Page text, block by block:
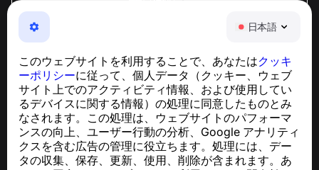
日本語
このウェブサイトを利用することで、あなたはクッキ
ーポリシーに従って、個人データ（クッキー、ウェブ
サイト上でのアクティビティ情報、および使用してい
るデバイスに関する情報）の処理に同意したものとみ
なされます。この処理は、ウェブサイトのパフォーマ
ンスの向上、ユーザー行動の分析、Google アナリティ
クスを含む広告の管理に役立ちます。処理には、デー
タの収集、保存、更新、使用、削除が含まれます。あ
NumBuster © 2013—2026 ·
support@numbuster.com
電話詐欺、スパム、不審なメッセージからあなたを守る、
GDPR準拠に関するお問い合わせ：
support@numbuster.com
ヘルプセンター
ニュースと記事
プロジェクトについて